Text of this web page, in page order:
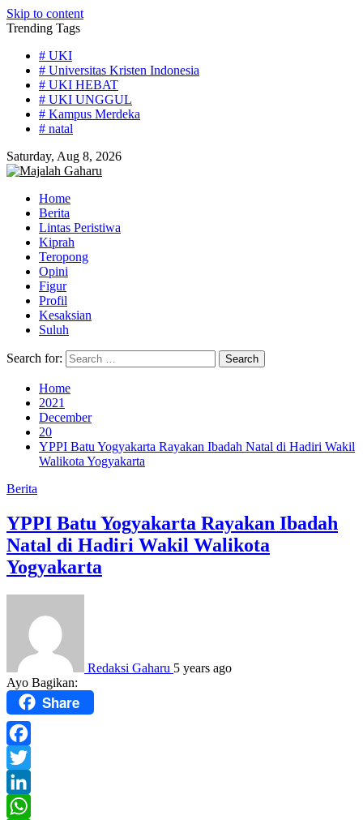
Skip to content
Trending Tags
# UKI
# Universitas Kristen Indonesia
# UKI HEBAT
# UKI UNGGUL
# Kampus Merdeka
# natal
Saturday, Aug 8, 2026
Home
Berita
Lintas Peristiwa
Kiprah
Teropong
Opini
Figur
Profil
Kesaksian
Suluh
Search for:
Home
2021
December
20
YPPI Batu Yogyakarta Rayakan Ibadah Natal di Hadiri Wakil
Walikota Yogyakarta
Berita
YPPI Batu Yogyakarta Rayakan Ibadah
Natal di Hadiri Wakil Walikota
Yogyakarta
Redaksi Gaharu 5 years ago
Ayo Bagikan:
Share
Facebook
Twitter
LinkedIn